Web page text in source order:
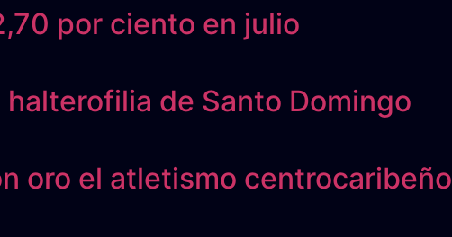
por ciento en julio
de Santo Domingo
oro el atletismo centrocaribeño